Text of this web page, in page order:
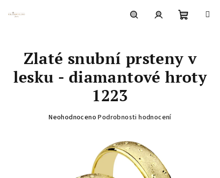
košík
Zlaté snubní prsteny v
lesku - diamantové hroty
1223
Průměrné
Neohodnoceno Podrobnosti hodnocení